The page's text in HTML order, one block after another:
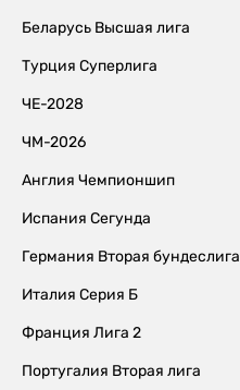
Беларусь Высшая лига
Турция Суперлига
ЧЕ-2028
ЧМ-2026
Англия Чемпионшип
Испания Сегунда
Германия Вторая бундеслига
Италия Серия Б
Франция Лига 2
Португалия Вторая лига